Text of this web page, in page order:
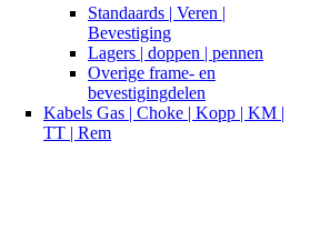
Standaards | Veren |
Bevestiging
Lagers | doppen | pennen
Overige frame- en
bevestigingdelen
Kabels Gas | Choke | Kopp | KM |
TT | Rem